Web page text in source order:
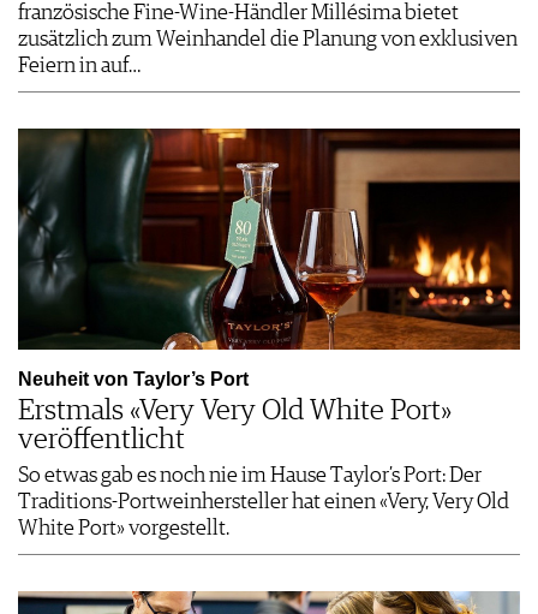
französische Fine-Wine-Händler Millésima bietet
zusätzlich zum Weinhandel die Planung von exklusiven
Feiern in auf…
Neuheit von Taylor’s Port
Erstmals «Very Very Old White Port»
veröffentlicht
So etwas gab es noch nie im Hause Taylor’s Port: Der
Traditions-Portweinhersteller hat einen «Very, Very Old
White Port» vorgestellt.